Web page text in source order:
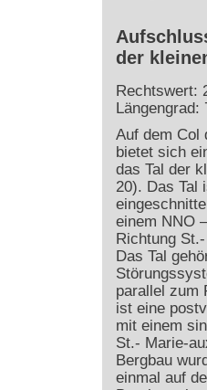
der
Rechtswert:
Längengrad:
Auf dem Col
bietet sich
das Tal der
20). Das Tal
einem NNO
Richtung
Das Tal
parallel zum
ist eine
mit einem
St.- Marie-
Bergbau
einmal auf